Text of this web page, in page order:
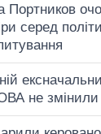
Портников
серед
ОВА не